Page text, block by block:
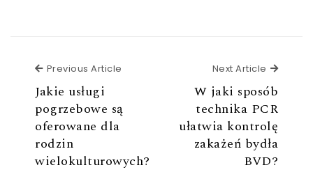
Previous Article
Jakie usługi
pogrzebowe są
oferowane dla
rodzin
wielokulturowych?
Next Article Next
W jaki sposób
technika PCR
ułatwia kontrolę
zakażeń bydła
BVD?